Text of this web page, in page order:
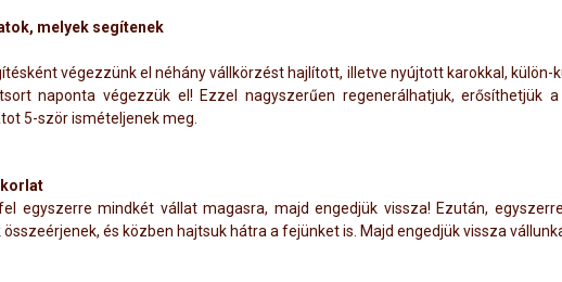
melyek segítenek
végezzünk el néhány vállkörzést hajlított, illetve nyújtott karokkal, külön-
naponta végezzük el! Ezzel nagyszerűen regenerálhatjuk, erősíthetjük
5-ször ismételjenek meg.
egyszerre mindkét vállat magasra, majd engedjük vissza! Ezután,
összeérjenek, és közben hajtsuk hátra a fejünket is. Majd engedjük vissza